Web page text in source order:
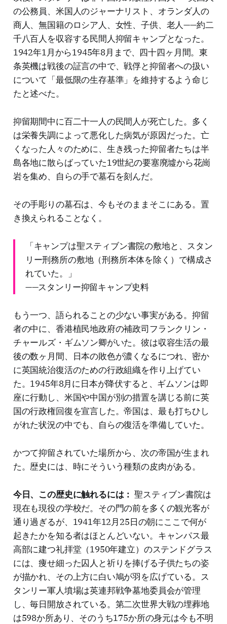
の公務員、米国人のジャーナリスト、オランダ人の
商人、無国籍のロシア人、女性、子供、老人——約二
千八百人を収容する民間人抑留キャンプとなった。
1942年1月から1945年8月まで、四十四ヶ月間。東
条英機は戦後の証言の中で、戦俘と抑留者への扱い
について「最低限の生存基準」を維持するよう命じ
たと述べた。
抑留期間中に百二十一人の民間人が死亡した。多く
は栄養失調によって悪化した病気が原因だった。亡
くなった人々のために、生き残った抑留者たちは半
島各地に散らばっていた19世紀の要塞廃墟から花崗
岩を集め、自らの手で墓石を刻んだ。
その手彫りの墓石は、今もそのままそこにある。置
き換えられることなく。
「キャンプは聖スティブン書院の敷地と、スタン
リー刑務所の敷地（刑務所本体を除く）で構成さ
れていた。」
——スタンリー抑留キャンプ史料
もう一つ、語られることの少ない事実がある。抑留
者の中に、香港植民地政府の補政司フランクリン・
チャールズ・ギムソン卿がいた。彼は収容生活の最
後の数ヶ月間、日本の敗色が濃くなるにつれ、密か
に英国統治復活のための行政組織を作り上げてい
た。1945年8月に日本が降伏すると、ギムソンは即
座に行動し、米国や中国が別の措置を講じる前に英
国の行政権回復を宣言した。帝国は、最も打ちひし
がれた状況の中でも、自らの復活を準備していた。
かつて抑留されていた場所から、次の帝国が生まれ
た。歴史には、時にそういう種類の皮肉がある。
今日、この歴史に触れるには： 聖スティブン書院は
現在も現役の学校だ。その門の前を多くの観光客が
通り過ぎるが、1941年12月25日の朝にここで何が
起きたかを知る者はほとんどいない。キャンパス最
高部に建つ礼拝堂（1950年建立）のステンドグラス
には、痩せ細った囚人と祈りを捧げる子供たちの姿
が描かれ、その上方に白い鳩が羽を広げている。ス
タンリー軍人墳場は英連邦戦争墓地委員会が管理
し、毎日開放されている。第二次世界大戦の埋葬地
は598か所あり、そのうち175か所の身元は今も不明